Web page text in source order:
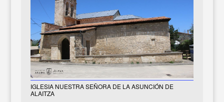
IGLESIA NUESTRA SEÑORA DE LA ASUNCIÓN DE
ALAITZA